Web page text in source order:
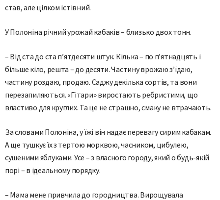
став, але цілком їстівний.
У Полоніна річний урожай кабаків – близько двох тонн.
– Від ста до ста п’ятдесяти штук. Кілька – по п’ятнадцять і
більше кіло, решта – до десяти. Частину врожаю з’їдаю,
частину роздаю, продаю. Саджу декілька сортів, та вони
перезапиляються. «Гітари» виростають ребристими, що
властиво для круглих. Та це не страшно, смаку не втрачають.
За словами Полоніна, у їжі він надає перевагу сирим кабакам.
А ще тушкує їх з тертою морквою, часником, цибулею,
сушеними яблуками. Усе – з власного городу, який о будь-якій
порі – в ідеальному порядку.
– Мама мене привчила до городництва. Вирощувала